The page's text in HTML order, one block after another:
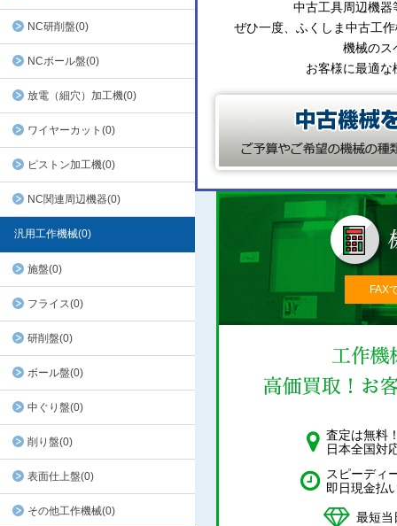
NC研削盤(0)
NCボール盤(0)
放電（細穴）加工機(0)
ワイヤーカット(0)
ピストン加工機(0)
NC関連周辺機器(0)
汎用工作機械(0)
施盤(0)
フライス(0)
研削盤(0)
ボール盤(0)
中ぐり盤(0)
削り盤(0)
表面仕上盤(0)
その他工作機械(0)
中古工具周辺機器
ぜひ一度、ふくしま中古工
機械のス
お客様に最適
FAX
査定は無料
日本全国対
スピーディ
即日現金払
最短当